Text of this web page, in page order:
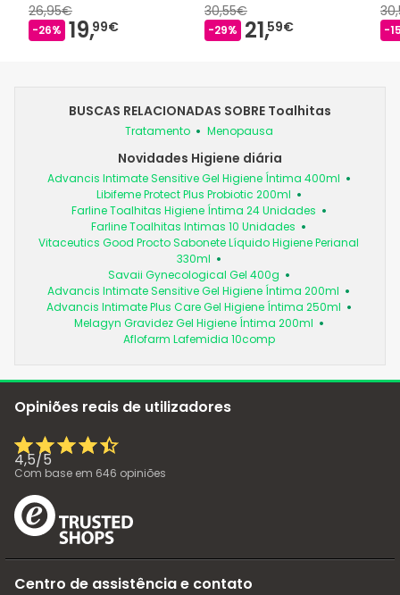
26,95€
-26% 19,99€
30,55€
-29% 21,59€ -
BUSCAS RELACIONADAS SOBRE Toalhitas
Tratamento Menopausa
Novidades Higiene diária
Advancis Intimate Sensitive Gel Higiene Íntima 400ml
Libifeme Protect Plus Probiotic 200ml
Farline Toalhitas Higiene Íntima 24 Unidades
Farline Toalhitas Intimas 10 Unidades
Vitaceutics Good Procto Sabonete Líquido Higiene Perianal
330ml
Savaii Gynecological Gel 400g
Advancis Intimate Sensitive Gel Higiene Íntima 200ml
Advancis Intimate Plus Care Gel Higiene Íntima 250ml
Melagyn Gravidez Gel Higiene Íntima 200ml
Aflofarm Lafemidia 10comp
Opiniões reais de utilizadores
4,5/5
Com base em 646 opiniões
Centro de assistência e contato